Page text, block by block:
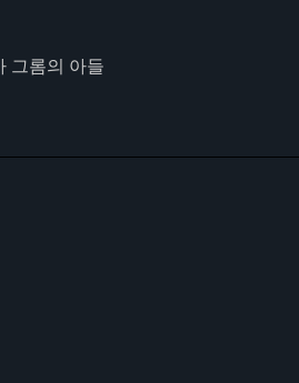
그롬의 아들